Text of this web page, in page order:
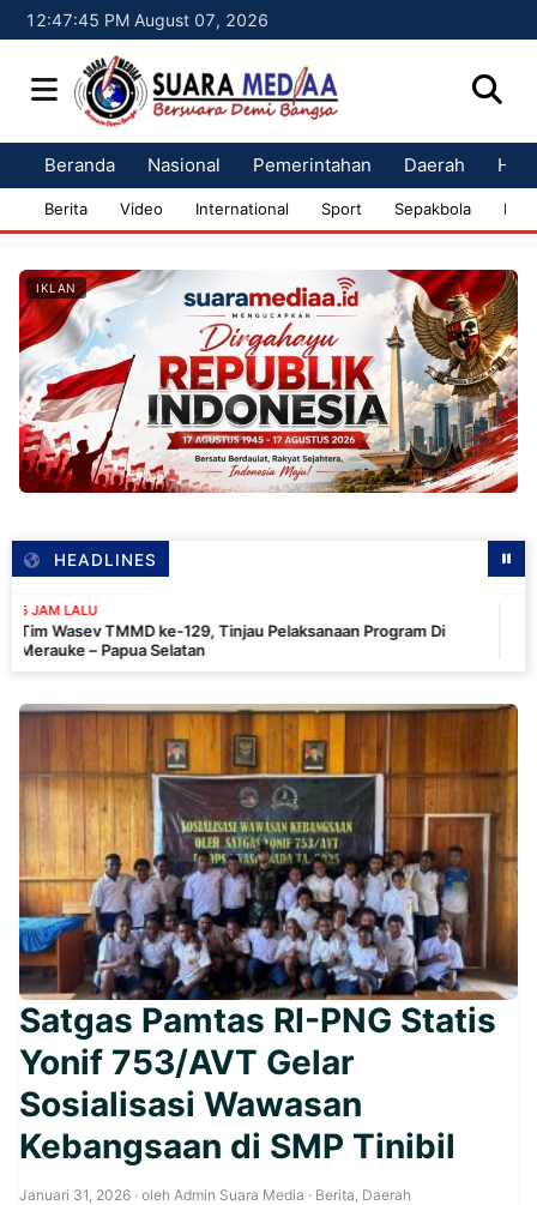
12:47:46 PM August 07, 2026
Beranda Nasional Pemerintahan Daerah
Berita Video International Sport Sepakbola
IKLAN
HEADLINES
TMMD ke-129, Tinjau Pelaksanaan Program Di
Papua Selatan
Satgas Pamtas RI-PNG Statis
Yonif 753/AVT Gelar
Sosialisasi Wawasan
Kebangsaan di SMP Tinibil
Januari 31, 2026 · oleh Admin Suara Media · Berita, Daerah